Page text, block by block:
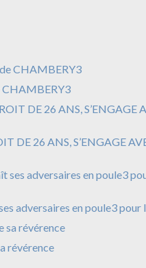
CHAMBERY3
DE 26 ANS, S’ENGAGE
adversaires en poule3 pour
révérence